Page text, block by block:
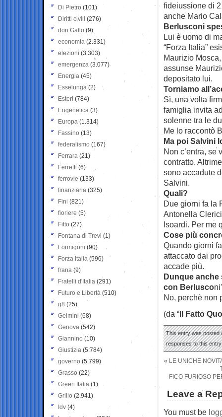
fideiussione di
anche Mario
Berlusconi
Lui è uomo di
“Forza Italia”
Maurizio
assunse
depositato lui.
Torniamo
Sì, una volta
famiglia invita
solenne tra le
Me lo raccontò
Ma poi Salvini
Non c’entra, se
contratto.
sono accadute
Salvini.
Quali?
Due giorni fa la
Antonella
Isoardi. Per me
Cose più
Quando giorni
attaccato dai
accade più.
Dunque
con Berlusco
No, perchè non
(da “Il Fatto
This entry was posted
responses to this
« LE UNICHE
FICO FURIOSO
Leave a
You must be
Di Pietro (101)
Diritti civili (276)
don Gallo (9)
economia (2.331)
elezioni (3.303)
emergenza (3.077)
Energia (45)
Esselunga (2)
Esteri (784)
Eugenetica (3)
Europa (1.314)
Fassino (13)
federalismo (167)
Ferrara (21)
Ferretti (6)
ferrovie (133)
finanziaria (325)
Fini (821)
fioriere (5)
Fitto (27)
Fontana di Trevi (1)
Formigoni (90)
Forza Italia (596)
frana (9)
Fratelli d'Italia (291)
Futuro e Libertà (510)
g8 (25)
Gelmini (68)
Genova (542)
Giannino (10)
Giustizia (5.784)
governo (5.799)
Grasso (22)
Green Italia (1)
Grillo (2.941)
Idv (4)